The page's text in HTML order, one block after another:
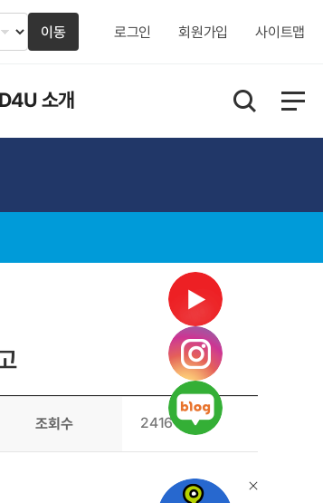
이동 로그인 회원가입 사이트맵
소개
조회수 2416